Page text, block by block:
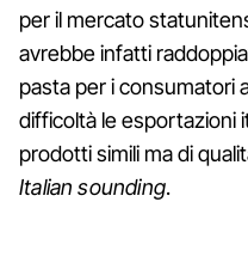
per il mercato
avrebbe infatti
pasta per i consumatori
difficoltà le esportazioni
prodotti simili ma di
Italian sounding.